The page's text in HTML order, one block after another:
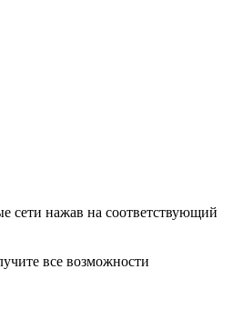
сети нажав на соответствующий
все возможности